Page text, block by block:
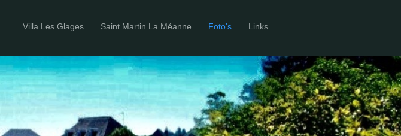
Villa Les Glages Saint Martin La Méanne Foto's Links